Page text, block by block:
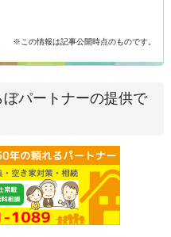
※この情報は記事公開時点のものです。
パートナーの提供で